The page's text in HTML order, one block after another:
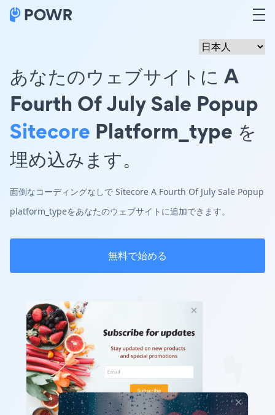
あなたのウェブサイトに A
Fourth Of July Sale Popup
Sitecore Platform_type を
埋め込みます。
面倒なコーディングなしで Sitecore A Fourth Of July Sale Popup
platform_typeをあなたのウェブサイトに追加できます。
無料で始める